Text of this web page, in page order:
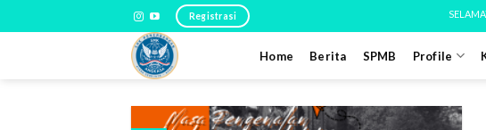
to
Registrasi SELAMAT DATANG
Home Berita SPMB Profile